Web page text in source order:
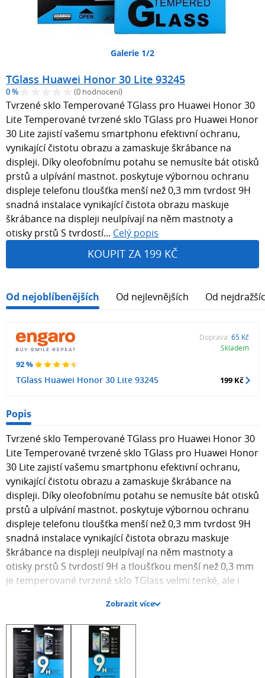
Galerie 1/2
TGlass Huawei Honor 30 Lite 93245
0 % (0 hodnocení)
Tvrzené sklo Temperované TGlass pro Huawei Honor 30
Lite Temperované tvrzené sklo TGlass pro Huawei Honor
30 Lite zajistí vašemu smartphonu efektivní ochranu,
vynikající čistotu obrazu a zamaskuje škrábance na
displeji. Díky oleofobnímu potahu se nemusíte bát otisků
prstů a ulpívání mastnot. poskytuje výbornou ochranu
displeje telefonu tloušťka menší než 0,3 mm tvrdost 9H
snadná instalace vynikající čistota obrazu maskuje
škrábance na displeji neulpívají na něm mastnoty a
otisky prstů S tvrdostí... Celý popis
KOUPIT ZA 199 KČ
Od nejoblíbenějších Od nejlevnějších Od
92 %
TGlass Huawei Honor 30 Lite 93245
Doprava: 65 Kč
Skladem
199 Kč
Popis
Tvrzené sklo Temperované TGlass pro Huawei Honor 30
Lite Temperované tvrzené sklo TGlass pro Huawei Honor
30 Lite zajistí vašemu smartphonu efektivní ochranu,
vynikající čistotu obrazu a zamaskuje škrábance na
displeji. Díky oleofobnímu potahu se nemusíte bát otisků
prstů a ulpívání mastnot. poskytuje výbornou ochranu
displeje telefonu tloušťka menší než 0,3 mm tvrdost 9H
snadná instalace vynikající čistota obrazu maskuje
škrábance na displeji neulpívají na něm mastnoty a
otisky prstů S tvrdostí 9H a tloušťkou menší než 0,3 mm
je temperované tvrzené sklo TGlass velmi tenké, ale i
Huawei Honor 30 Lite výbornou ochranu, přitom ho ale
nijak výrazně nepocítíte. Po celém povrchu
temperovaného tvrzeného skla TGlass je speciální
lepidlo, díky kterému sklo dokonale padne na obrazovku
a nezanechává žádné vzduchové bubliny, ve kterých by
Zobrazit více